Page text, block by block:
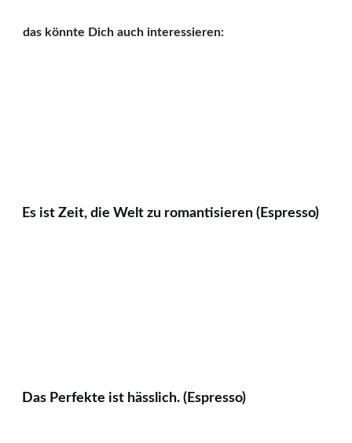
das könnte Dich auch interessieren:
Es ist Zeit, die Welt zu romantisieren (Espresso)
Das Perfekte ist hässlich. (Espresso)